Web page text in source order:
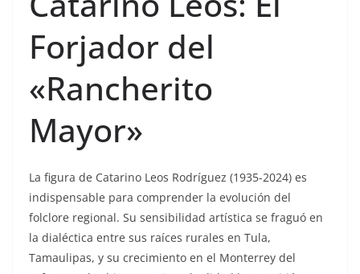
Forjador del
«Rancherito
Mayor»
La figura de Catarino Leos Rodríguez (1935-2024) es
indispensable para comprender la evolución del
folclore regional. Su sensibilidad artística se fraguó en
la dialéctica entre sus raíces rurales en Tula,
Tamaulipas, y su crecimiento en el Monterrey del